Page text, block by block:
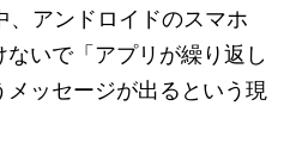
アンドロイドのスマホ
いで「アプリが繰り返し
ッセージが出るという現